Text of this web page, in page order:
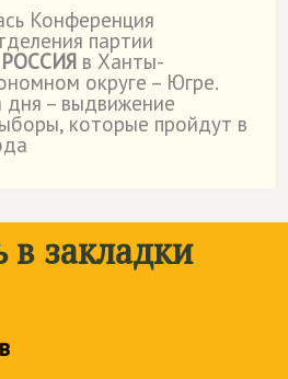
Конференция
партии
в Ханты-
округе – Югре.
дня – выдвижение
которые пройдут в
в закладки